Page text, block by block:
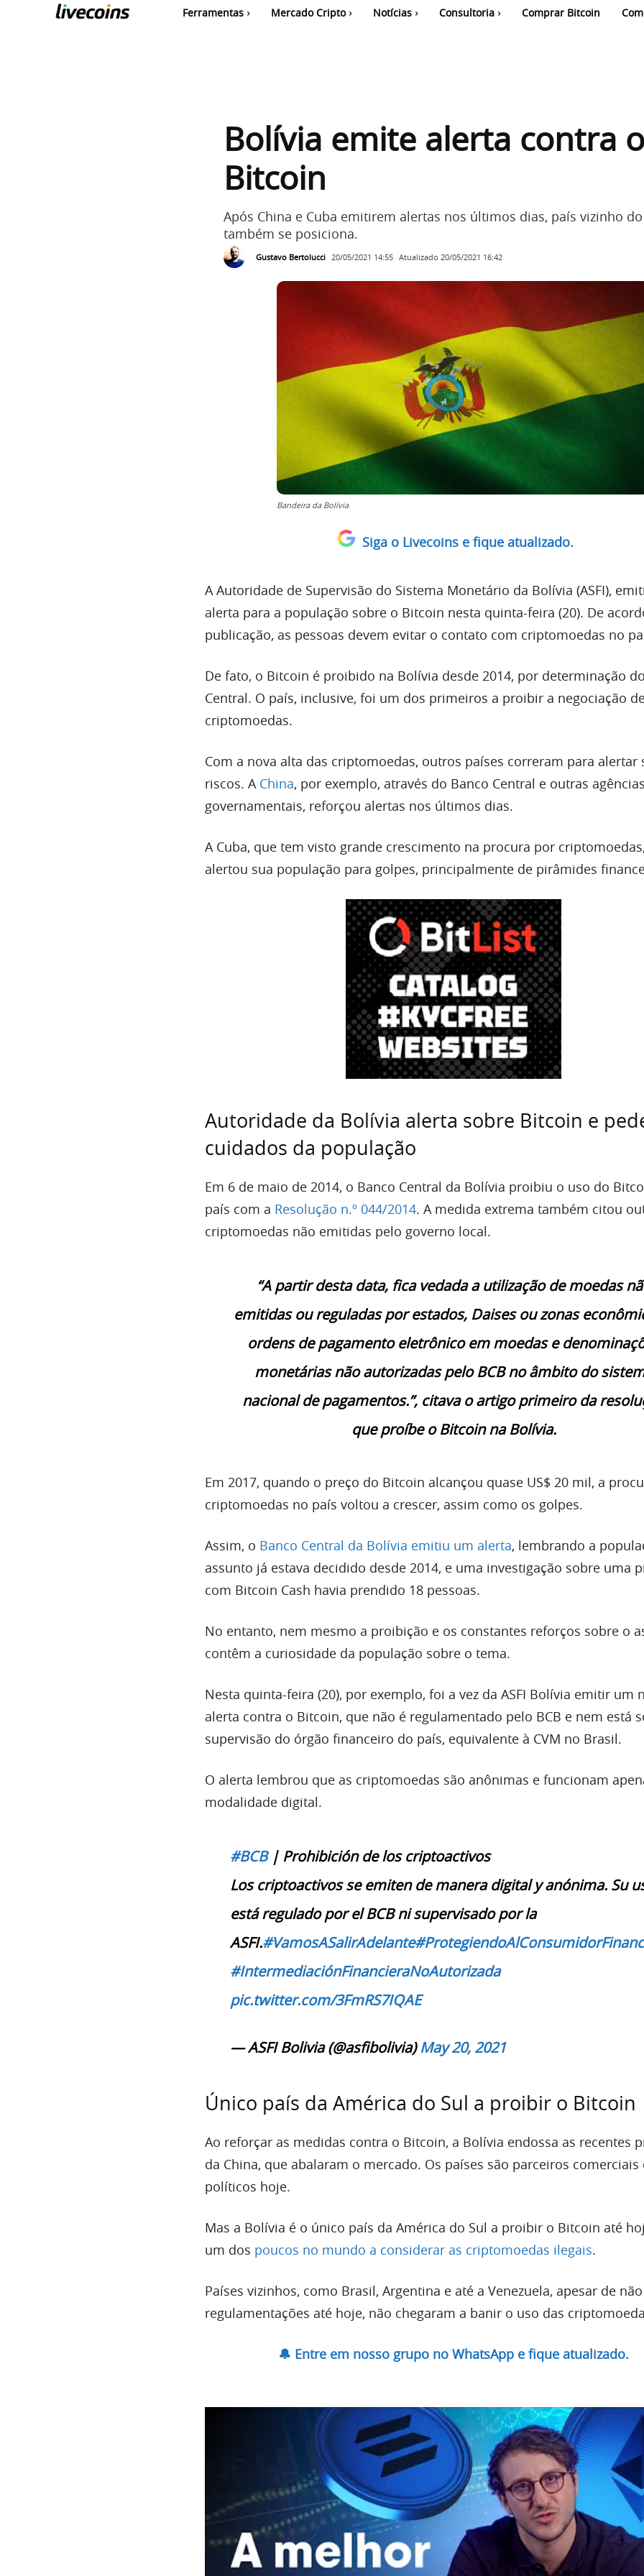
Ferramentas Mercado Cripto Notícias Consultoria Comprar Bitcoin
Bolívia emite alerta contra o
Bitcoin
Após China e Cuba emitirem alertas nos últimos dias, país vizinho
também se posiciona.
Gustavo Bertolucci 20/05/2021 14:55 Atualizado 20/05/2021 16:42
Bandeira da Bolívia
Siga o Livecoins e fique atualizado.
A Autoridade de Supervisão do Sistema Monetário da Bolívia (ASFI),
alerta para a população sobre o Bitcoin nesta quinta-feira (20). De
publicação, as pessoas devem evitar o contato com criptomoedas no
De fato, o Bitcoin é proibido na Bolívia desde 2014, por determinação
Central. O país, inclusive, foi um dos primeiros a proibir a negociação
criptomoedas.
Com a nova alta das criptomoedas, outros países correram para alertar
riscos. A China, por exemplo, através do Banco Central e outras agências
governamentais, reforçou alertas nos últimos dias.
A Cuba, que tem visto grande crescimento na procura por
alertou sua população para golpes, principalmente de pirâmides
Autoridade da Bolívia alerta sobre Bitcoin e
cuidados da população
Em 6 de maio de 2014, o Banco Central da Bolívia proibiu o uso do
país com a Resolução n.º 044/2014. A medida extrema também citou
criptomoedas não emitidas pelo governo local.
“A partir desta data, fica vedada a utilização de moedas
emitidas ou reguladas por estados, Daises ou zonas
ordens de pagamento eletrônico em moedas e
monetárias não autorizadas pelo BCB no âmbito do
nacional de pagamentos.”, citava o artigo primeiro da
que proíbe o Bitcoin na Bolívia.
Em 2017, quando o preço do Bitcoin alcançou quase US$ 20 mil, a
criptomoedas no país voltou a crescer, assim como os golpes.
Assim, o Banco Central da Bolívia emitiu um alerta, lembrando a
assunto já estava decidido desde 2014, e uma investigação sobre uma
com Bitcoin Cash havia prendido 18 pessoas.
No entanto, nem mesmo a proibição e os constantes reforços sobre o
contêm a curiosidade da população sobre o tema.
Nesta quinta-feira (20), por exemplo, foi a vez da ASFI Bolívia emitir um
alerta contra o Bitcoin, que não é regulamentado pelo BCB e nem está
supervisão do órgão financeiro do país, equivalente à CVM no Brasil.
O alerta lembrou que as criptomoedas são anônimas e funcionam
modalidade digital.
#BCB| Prohibición de los criptoactivos
Los criptoactivos se emiten de manera digital y anónima. Su
está regulado por el BCB ni supervisado por la
ASFI.#VamosASalirAdelante
#IntermediaciónFinancieraNoAutorizada
pic.twitter.com/3FmRS7IQAE
— ASFI Bolivia (@asfibolivia)May 20, 2021
Único país da América do Sul a proibir o Bitcoin
Ao reforçar as medidas contra o Bitcoin, a Bolívia endossa as recentes
da China, que abalaram o mercado. Os países são parceiros comerciais
políticos hoje.
Mas a Bolívia é o único país da América do Sul a proibir o Bitcoin até
um dos poucos no mundo a considerar as criptomoedas ilegais.
Países vizinhos, como Brasil, Argentina e até a Venezuela, apesar de
regulamentações até hoje, não chegaram a banir o uso das
🔔 Entre em nosso grupo no WhatsApp e fique atualizado.